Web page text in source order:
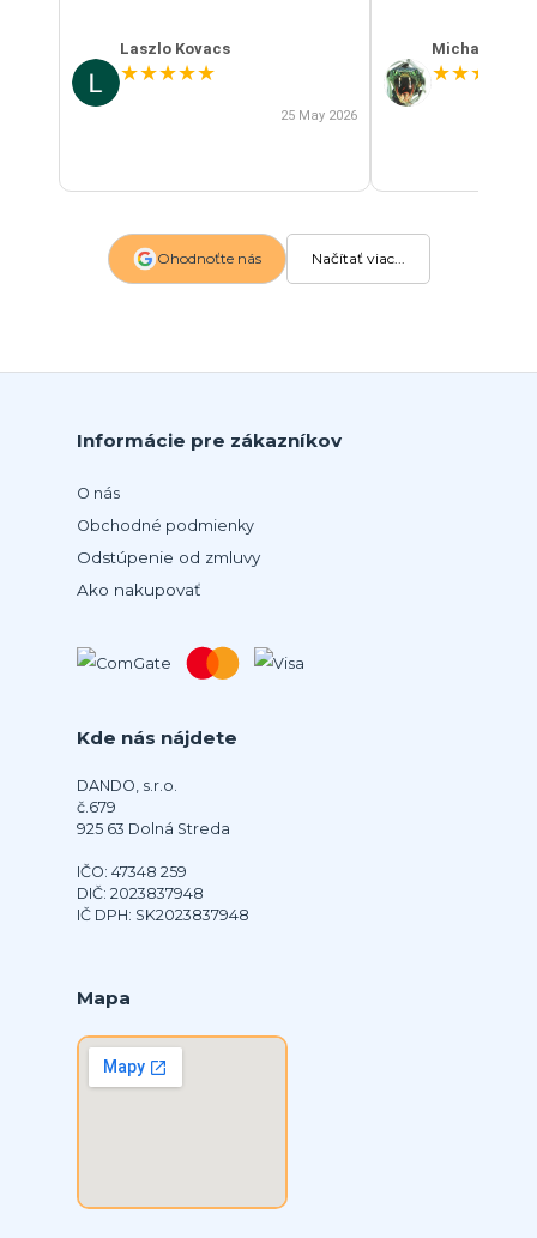
Laszlo Kovacs
★★★★★
25 May 2026
Michal Szabo
★★★
Ohodnoťte nás Načítať viac...
Informácie pre zákazníkov
O nás
Obchodné podmienky
Odstúpenie od zmluvy
Ako nakupovať
Kde nás nájdete
DANDO, s.r.o.
č.679
925 63 Dolná Streda
IČO: 47348 259
DIČ: 2023837948
IČ DPH: SK2023837948
Mapa